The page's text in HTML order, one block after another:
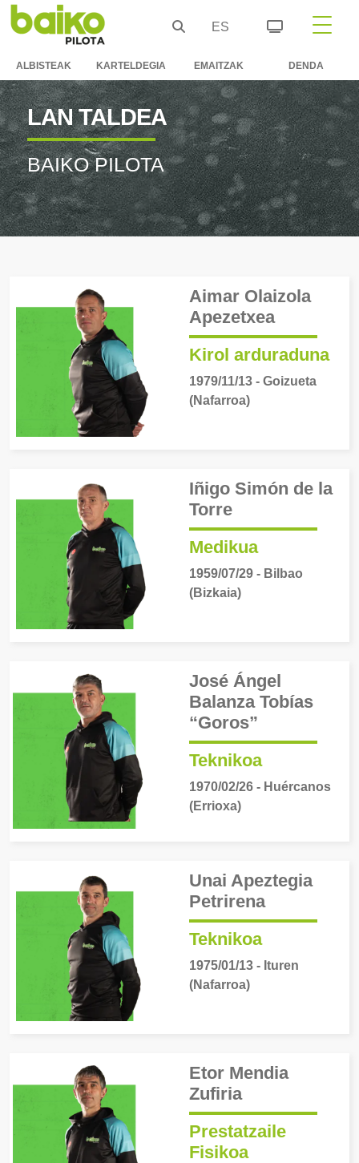
ES
ALBISTEAK KARTELDEGIA EMAITZAK DENDA
LAN TALDEA
BAIKO PILOTA
Aimar Olaizola
Apezetxea
Kirol arduraduna
1979/11/13 - Goizueta
(Nafarroa)
Iñigo Simón de la
Torre
Medikua
1959/07/29 - Bilbao
(Bizkaia)
José Ángel
Balanza Tobías
“Goros”
Teknikoa
1970/02/26 - Huércanos
(Errioxa)
Unai Apeztegia
Petrirena
Teknikoa
1975/01/13 - Ituren
(Nafarroa)
Etor Mendia
Zufiria
Prestatzaile
Fisikoa